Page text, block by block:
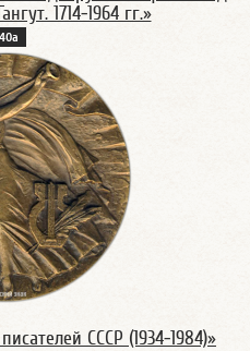
1714-1964 гг.»
СССР (1934-1984)»